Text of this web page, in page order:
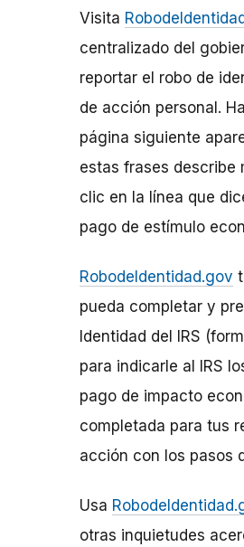
Visita
centralizado del
reportar el robo de
de acción personal.
página siguiente
estas frases describe
clic en la línea que
pago de estímulo
RobodeIdentidad.gov
pueda completar y
Identidad del IRS
para indicarle al IRS
pago de impacto
completada para tus
acción con los pasos
Usa
otras inquietudes